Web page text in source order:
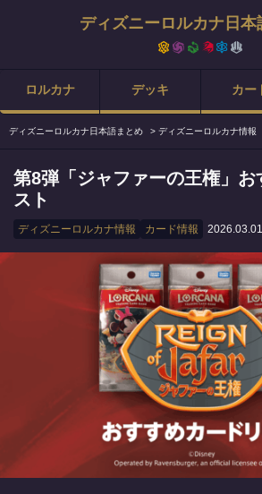
ディズニーロルカナ日本
ロルカナ デッキ カー
ディズニーロルカナ日本語まとめ > ディズニーロルカナ情報
第8弾「ジャファーの王権」お
スト
ディズニーロルカナ情報 カード情報